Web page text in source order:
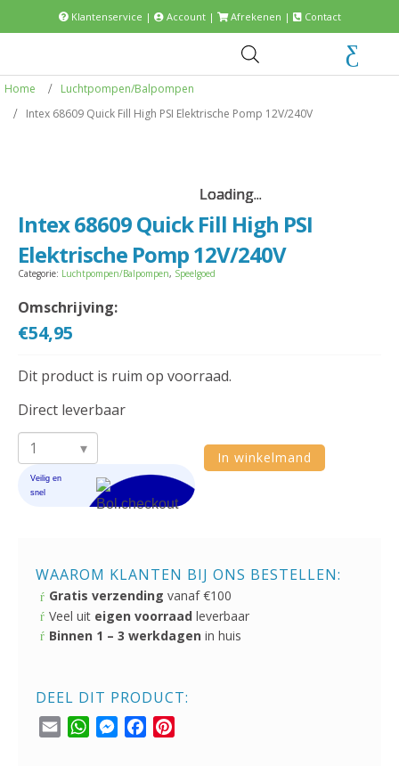
Klantenservice | Account| Afrekenen | Contact
Home
Luchtpompen/Balpompen
Intex 68609 Quick Fill High PSI Elektrische Pomp 12V/240V
Loading...
Loading...
Loading...
Loading...
Intex 68609 Quick Fill High PSI
Elektrische Pomp 12V/240V
Categorie: Luchtpompen/Balpompen, Speelgoed
Omschrijving:
€54,95
Dit product is ruim op voorraad.
Direct leverbaar
Intex
68609
PSI
Elektrische
Pomp
In winkelmand
WAAROM KLANTEN BIJ ONS BESTELLEN:
Gratis verzending vanaf €100
Veel uit eigen voorraad leverbaar
Binnen 1 – 3 werkdagen in huis
DEEL DIT PRODUCT:
Email
WhatsApp
Messenger
Facebook